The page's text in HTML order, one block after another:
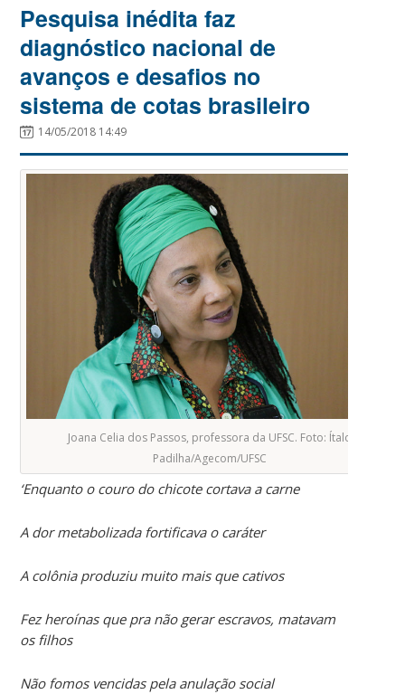
Pesquisa inédita faz
diagnóstico nacional de
avanços e desafios no
sistema de cotas brasileiro
14/05/2018 14:49
Joana Celia dos Passos, professora da UFSC. Foto: Ítalo
Padilha/Agecom/UFSC
‘Enquanto o couro do chicote cortava a carne
A dor metabolizada fortificava o caráter
A colônia produziu muito mais que cativos
Fez heroínas que pra não gerar escravos, matavam
os filhos
Não fomos vencidas pela anulação social